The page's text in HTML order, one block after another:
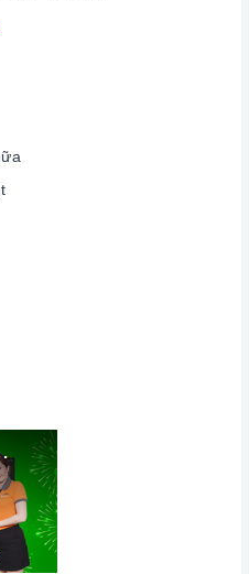
đổi các cài đặt trong quá
khóa và chương trình nấu vẫn
vệ sinh mặt bếp, chú ý lau
mặt bếp.
thể dùng giấy ướt hoặc chất
bếp.
an toàn.
cẩn thận và bảo quản mặt
hưởng đến cảm ứng bếp..
vệ sinh sạch sẽ để đảm
phẩm tại Home Best?